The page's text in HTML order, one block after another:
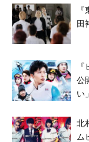
田
公
い」
北
ム